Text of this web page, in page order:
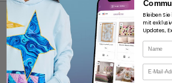
ÜBER
Bleiben
mit
Updates,
Name
E-Mail